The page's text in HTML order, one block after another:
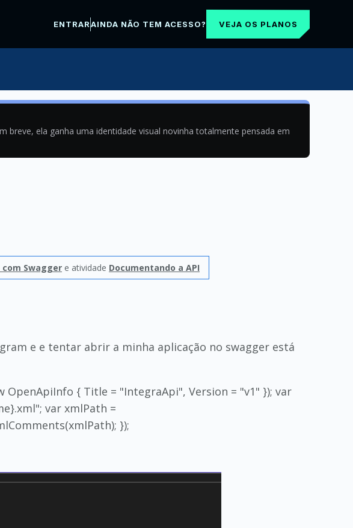
ENTRARAINDA NÃO TEM ACESSO? VEJA OS PLANOS
breve, ela ganha uma identidade visual novinha totalmente pensada em
Swagger e atividade Documentando a API
e e tentar abrir a minha aplicação no swagger está
OpenApiInfo { Title = "IntegraApi", Version = "v1" }); var
var xmlPath =
});